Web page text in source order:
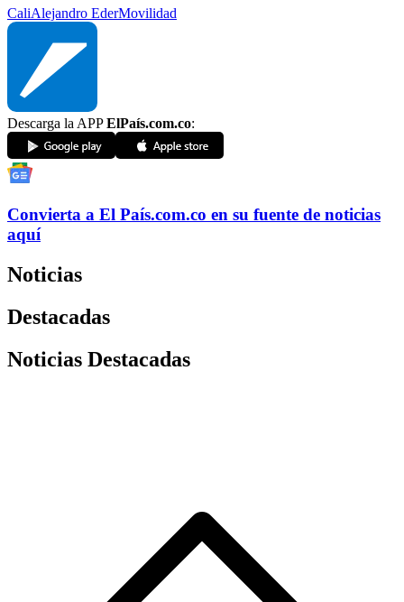
CaliAlejandro EderMovilidad
Descarga la APPElPaís.com.co:
Convierta a El País.com.co en su fuente de noticias
aquí
Noticias
Destacadas
Noticias Destacadas